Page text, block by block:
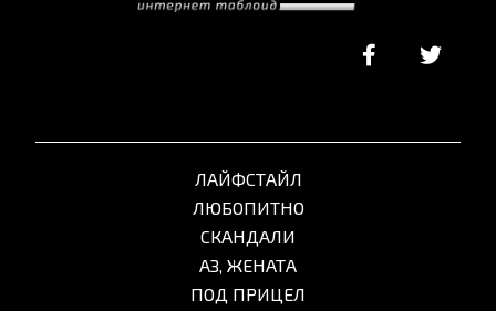
ЛАЙФСТАЙЛ
ЛЮБОПИТНО
СКАНДАЛИ
АЗ, ЖЕНАТА
ПОД ПРИЦЕЛ